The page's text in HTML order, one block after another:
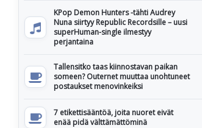
KPop Demon Hunters -tähti Audrey
Nuna siirtyy Republic Recordsille – uusi
superHuman-single ilmestyy
perjantaina
Tallensitko taas kiinnostavan paikan
someen? Outernet muuttaa unohtuneet
postaukset menovinkeiksi
7 etikettisääntöä, joita nuoret eivät
enää pidä välttämättöminä